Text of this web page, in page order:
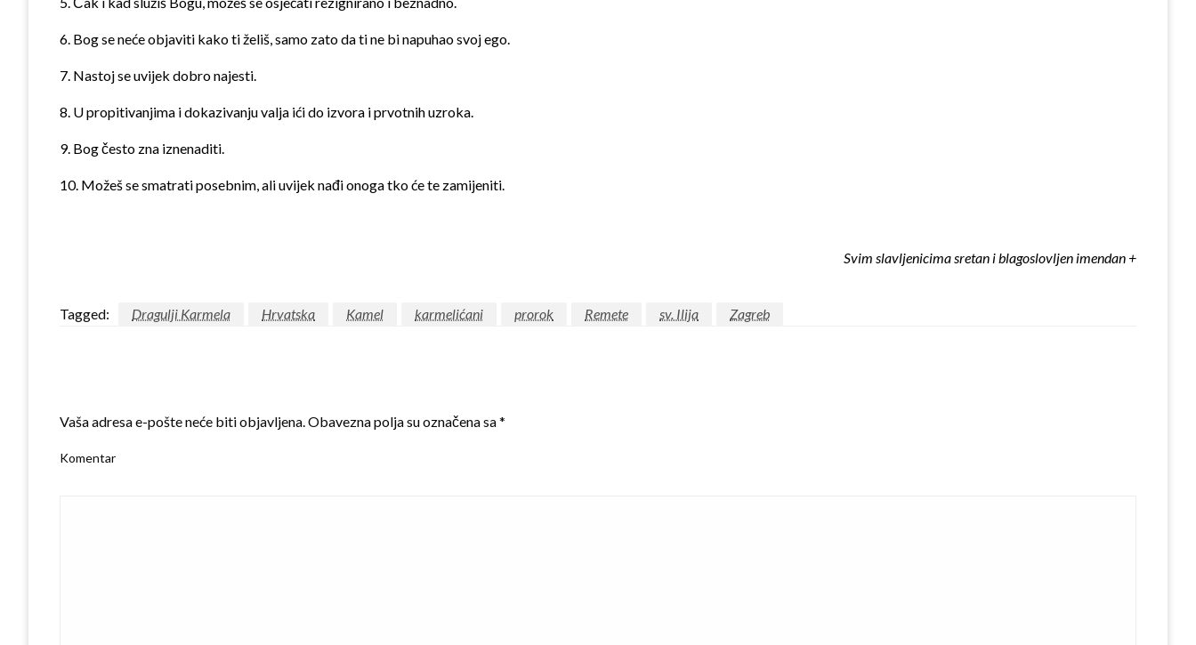
6. Bog se neće objaviti kako ti želiš, samo zato da ti ne bi napuhao svoj ego.
7. Nastoj se uvijek dobro najesti.
8. U propitivanjima i dokazivanju valja ići do izvora i prvotnih uzroka.
9. Bog često zna iznenaditi.
10. Možeš se smatrati posebnim, ali uvijek nađi onoga tko će te zamijeniti.
Svim slavljenicima sretan i blagoslovljen imendan +
Tagged: Dragulji Karmela Hrvatska Kamel karmelićani prorok Remete sv. Ilija Zagreb
Vaša adresa e-pošte neće biti objavljena.Obavezna polja su označena sa*
Komentar